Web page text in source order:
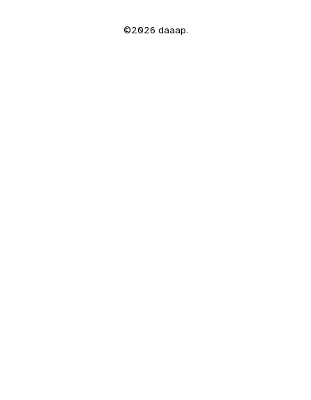
©2026 daaap.